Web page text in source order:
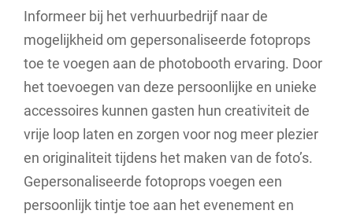
Informeer bij het verhuurbedrijf naar de
mogelijkheid om gepersonaliseerde fotoprops
toe te voegen aan de photobooth ervaring. Door
het toevoegen van deze persoonlijke en unieke
accessoires kunnen gasten hun creativiteit de
vrije loop laten en zorgen voor nog meer plezier
en originaliteit tijdens het maken van de foto’s.
Gepersonaliseerde fotoprops voegen een
persoonlijk tintje toe aan het evenement en